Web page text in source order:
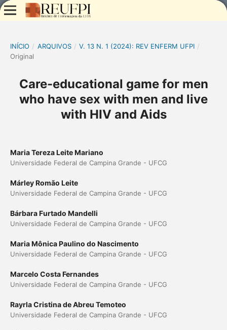
INÍCIO / ARQUIVOS / V. 13 N. 1 (2024): REV ENFERM UFPI /
Original
Care-educational game for men
who have sex with men and live
with HIV and Aids
Maria Tereza Leite Mariano
Universidade Federal de Campina Grande - UFCG
Márley Romão Leite
Universidade Federal de Campina Grande - UFCG
Bárbara Furtado Mandelli
Universidade Federal de Campina Grande - UFCG
Maria Mônica Paulino do Nascimento
Universidade Federal de Campina Grande - UFCG
Marcelo Costa Fernandes
Universidade Federal de Campina Grande - UFCG
Rayrla Cristina de Abreu Temoteo
Universidade Federal de Campina Grande - UFCG